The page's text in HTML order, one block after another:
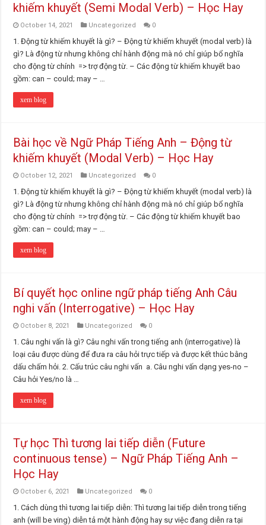
khiếm khuyết (Semi Modal Verb) – Học Hay
October 14, 2021 Uncategorized 0
1. Động từ khiếm khuyết là gì? – Động từ khiếm khuyết (modal verb) là
gì? Là động từ nhưng không chỉ hành động mà nó chỉ giúp bổ nghĩa
cho động từ chính => trợ động từ. – Các động từ khiếm khuyết bao
gồm: can – could; may – …
xem blog
Bài học về Ngữ Pháp Tiếng Anh – Động từ
khiếm khuyết (Modal Verb) – Học Hay
October 12, 2021 Uncategorized 0
1. Động từ khiếm khuyết là gì? – Động từ khiếm khuyết (modal verb) là
gì? Là động từ nhưng không chỉ hành động mà nó chỉ giúp bổ nghĩa
cho động từ chính => trợ động từ. – Các động từ khiếm khuyết bao
gồm: can – could; may – …
xem blog
Bí quyết học online ngữ pháp tiếng Anh Câu
nghi vấn (Interrogative) – Học Hay
October 8, 2021 Uncategorized 0
1. Câu nghi vấn là gì? Câu nghi vấn trong tiếng anh (interrogative) là
loại câu được dùng để đưa ra câu hỏi trực tiếp và được kết thúc bằng
dấu chấm hỏi. 2. Cấu trúc câu nghi vấn a. Câu nghi vấn dạng yes-no –
Câu hỏi Yes/no là …
xem blog
Tự học Thì tương lai tiếp diễn (Future
continuous tense) – Ngữ Pháp Tiếng Anh –
Học Hay
October 6, 2021 Uncategorized 0
1. Cách dùng thì tương lai tiếp diễn: Thì tương lai tiếp diễn trong tiếng
anh (will be ving) diễn tả một hành động hay sự việc đang diễn ra tại